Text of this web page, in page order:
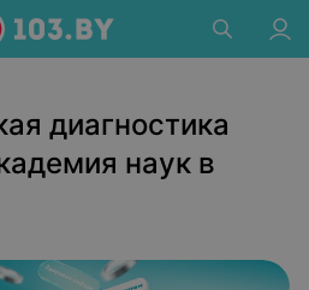
диагностика
наук в